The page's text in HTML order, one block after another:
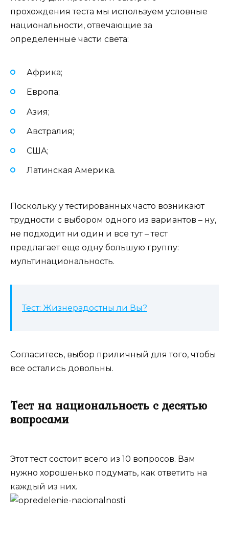
прохождения теста мы используем условные
национальности, отвечающие за
определенные части света:
Африка;
Европа;
Азия;
Австралия;
США;
Латинская Америка.
Поскольку у тестированных часто возникают
трудности с выбором одного из вариантов – ну,
не подходит ни один и все тут – тест
предлагает еще одну большую группу:
мультинациональность.
Тест: Жизнерадостны ли Вы?
Согласитесь, выбор приличный для того, чтобы
все остались довольны.
Тест на национальность с десятью
вопросами
Этот тест состоит всего из 10 вопросов. Вам
нужно хорошенько подумать, как ответить на
каждый из них.